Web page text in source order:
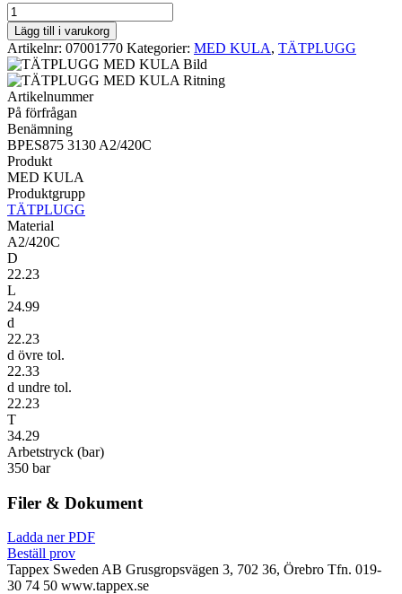
MED
KULA
BPES875
3130
A2/420C
mängd
Lägg till i varukorg
Artikelnr: 07001770 Kategorier: MED KULA, TÄTPLUGG
Artikelnummer
På förfrågan
Benämning
BPES875 3130 A2/420C
Produkt
MED KULA
Produktgrupp
TÄTPLUGG
Material
A2/420C
D
22.23
L
24.99
d
22.23
d övre tol.
22.33
d undre tol.
22.23
T
34.29
Arbetstryck (bar)
350 bar
Filer & Dokument
Ladda ner PDF
Beställ prov
Tappex Sweden AB Grusgropsvägen 3, 702 36, Örebro Tfn. 019-
30 74 50 www.tappex.se